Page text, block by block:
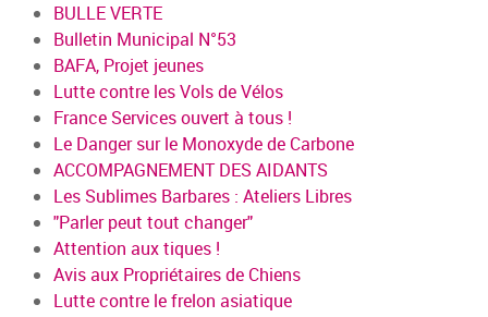
BULLE VERTE
Bulletin Municipal N°53
BAFA, Projet jeunes
Lutte contre les Vols de Vélos
France Services ouvert à tous !
Le Danger sur le Monoxyde de Carbone
ACCOMPAGNEMENT DES AIDANTS
Les Sublimes Barbares : Ateliers Libres
"Parler peut tout changer"
Attention aux tiques !
Avis aux Propriétaires de Chiens
Lutte contre le frelon asiatique